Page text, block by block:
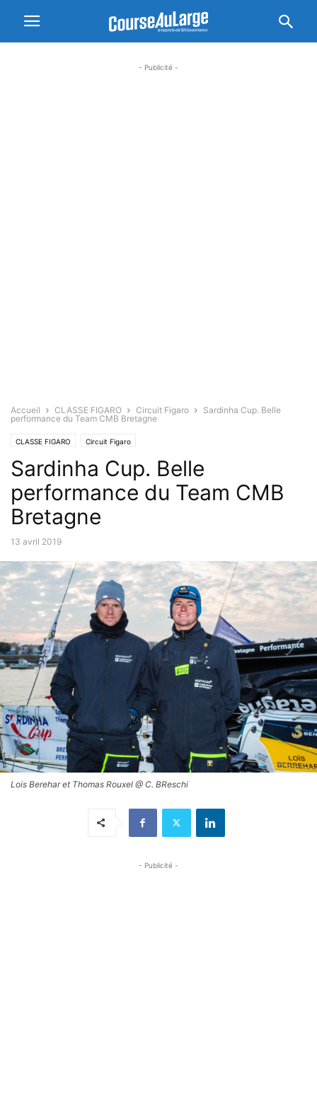
- Publicité -
Accueil CLASSE FIGARO Circuit Figaro
Sardinha Cup. Belle
performance du Team CMB Bretagne
CLASSE FIGARO Circuit Figaro
Sardinha Cup. Belle
performance du Team CMB
Bretagne
13 avril 2019
Lois Berehar et Thomas Rouxel @ C. BReschi
- Publicité -